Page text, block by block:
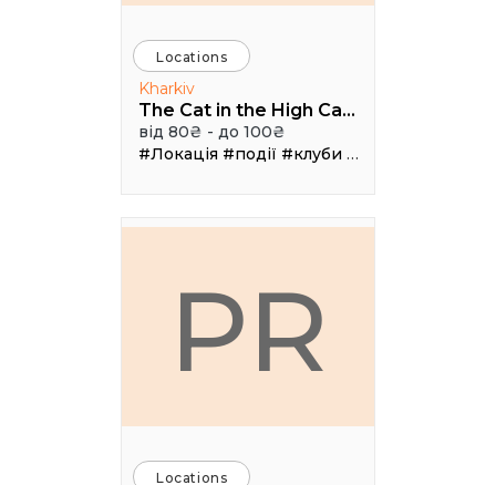
Locations
Kharkiv
The Cat in the High Castle
від 80₴ - до 100₴
#Локація #події #клуби #Зал
PR
Locations